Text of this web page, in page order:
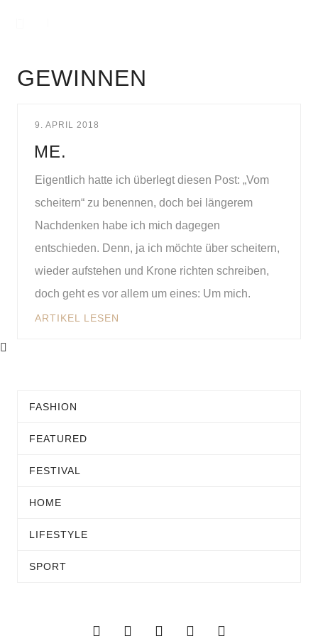
GEWINNEN
9. APRIL 2018
ME.
Eigentlich hatte ich überlegt diesen Post: „Vom
scheitern“ zu benennen, doch bei längerem
Nachdenken habe ich mich dagegen
entschieden. Denn, ja ich möchte über scheitern,
wieder aufstehen und Krone richten schreiben,
doch geht es vor allem um eines: Um mich.
ARTIKEL LESEN
FASHION
FEATURED
FESTIVAL
HOME
LIFESTYLE
SPORT